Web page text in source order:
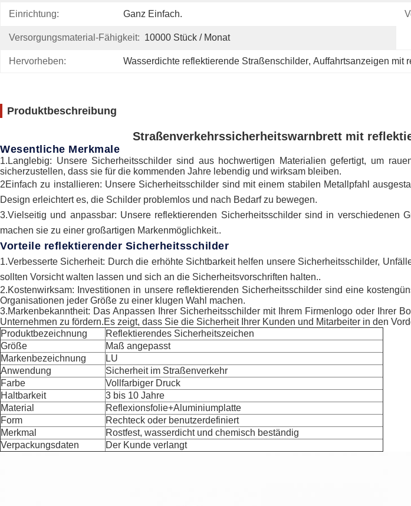
Einrichtung: Ganz Einfach.
Versorgungsmaterial-Fähigkeit: 10000 Stück / Monat
Hervorheben: Wasserdichte reflektierende Straßenschilder, Auffahrtsanzeigen mit
Produktbeschreibung
Straßenverkehrssicherheitswarnbrett mit
Wesentliche Merkmale
1. Langlebig: Unsere Sicherheitsschilder sind aus hochwertigen Materialien gefertigt, um
sicherzustellen, dass sie für die kommenden Jahre lebendig und wirksam bleiben.
2Einfach zu installieren: Unsere Sicherheitsschilder sind mit einem stabilen Metallpfahl
Design erleichtert es, die Schilder problemlos und nach Bedarf zu bewegen.
3.Vielseitig und anpassbar: Unsere reflektierenden Sicherheitsschilder sind in
machen sie zu einer großartigen Markenmöglichkeit..
Vorteile reflektierender Sicherheitsschilder
1.Verbesserte Sicherheit: Durch die erhöhte Sichtbarkeit helfen unsere Sicherheitsschilder,
sollten Vorsicht walten lassen und sich an die Sicherheitsvorschriften halten..
2.Kostenwirksam: Investitionen in unsere reflektierenden Sicherheitsschilder sind eine
Organisationen jeder Größe zu einer klugen Wahl machen.
3.Markenbekanntheit: Das Anpassen Ihrer Sicherheitsschilder mit Ihrem Firmenlogo oder Ihrer
Unternehmen zu fördern.Es zeigt, dass Sie die Sicherheit Ihrer Kunden und Mitarbeiter in den
Produktbezeichnung
Reflektierendes Sicherheitszeichen
Größe
Maß angepasst
Markenbezeichnung
LU
Anwendung
Sicherheit im Straßenverkehr
Farbe
Vollfarbiger Druck
Haltbarkeit
3 bis 10 Jahre
Material
Reflexionsfolie+Aluminiumplatte
Form
Rechteck oder benutzerdefiniert
Merkmal
Rostfest, wasserdicht und chemisch beständig
Verpackungsdaten
Der Kunde verlangt